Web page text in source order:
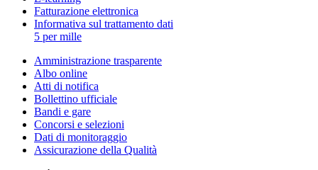
Fatturazione elettronica
Informativa sul trattamento dati
5 per mille
Amministrazione trasparente
Albo online
Atti di notifica
Bollettino ufficiale
Bandi e gare
Concorsi e selezioni
Dati di monitoraggio
Assicurazione della Qualità